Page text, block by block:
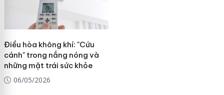
Điều hòa không khí: "Cứu
cánh" trong nắng nóng và
những mặt trái sức khỏe
06/05/2026